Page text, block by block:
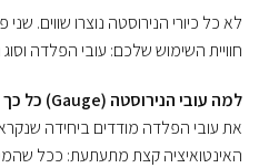
לא כל כיורי הנירוסטה נוצרו שווים.
חוויית השימוש שלכם: עובי הפלדה
למה עובי הנירוסטה (Gauge) כל כך חשוב?
האינטואיציה קצת מתעתעת: ככל